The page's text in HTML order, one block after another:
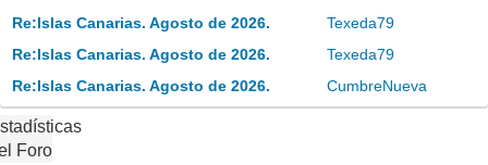
Re:Islas Canarias. Agosto de 2026.
Texeda79
Re:Islas Canarias. Agosto de 2026.
Texeda79
Re:Islas Canarias. Agosto de 2026.
CumbreNueva
Foro